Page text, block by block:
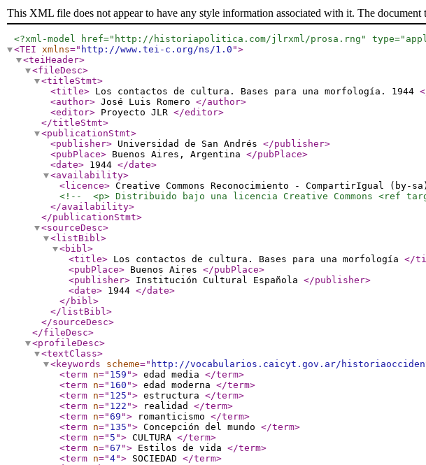
This XML file does not appear to have any style information associated with it. The document
<?xml-model href="http://historiapolitica.com/jlrxml/prosa.rng"
<TEI xmlns=" http://www.tei-c.org/ns/1.0 ">
<teiHeader>
<fileDesc>
<titleStmt>
<title> Los contactos de cultura. Bases para una morfología. 1944
<author> José Luis Romero </author>
<editor> Proyecto JLR </editor>
</titleStmt>
<publicationStmt>
<publisher> Universidad de San Andrés </publisher>
<pubPlace> Buenos Aires, Argentina </pubPlace>
<date> 1944 </date>
<availability>
<licence> Creative Commons Reconocimiento - CompartirIgual (by-
<!--  <p> Distribuido bajo una licencia Creative Commons <ref
</availability>
</publicationStmt>
<sourceDesc>
<listBibl>
<bibl>
<title> Los contactos de cultura. Bases para una morfología </
<pubPlace> Buenos Aires </pubPlace>
<publisher> Institución Cultural Española </publisher>
<date> 1944 </date>
</bibl>
</listBibl>
</sourceDesc>
</fileDesc>
<profileDesc>
<textClass>
<keywords
scheme=" http://vocabularios.caicyt.gov.ar/
<term n=" 159 "> edad media </term>
<term n=" 160 "> edad moderna </term>
<term n=" 125 "> estructura </term>
<term n=" 122 "> realidad </term>
<term n="69 "> romanticismo </term>
<term n=" 135 "> Concepción del mundo </term>
<term n=" 5 "> CULTURA </term>
<term n="67 "> Estilos de vida </term>
<term n="4"> SOCIEDAD </term>